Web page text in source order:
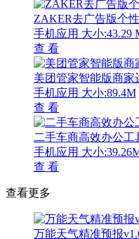
ZAKER去广告版个
手机应用 大小:43.29
查 看
美团管家智能版商家
手机应用 大小:89.4M
查 看
二手车商高效办公工
手机应用 大小
查 看
查看更多
万能天气精准预报